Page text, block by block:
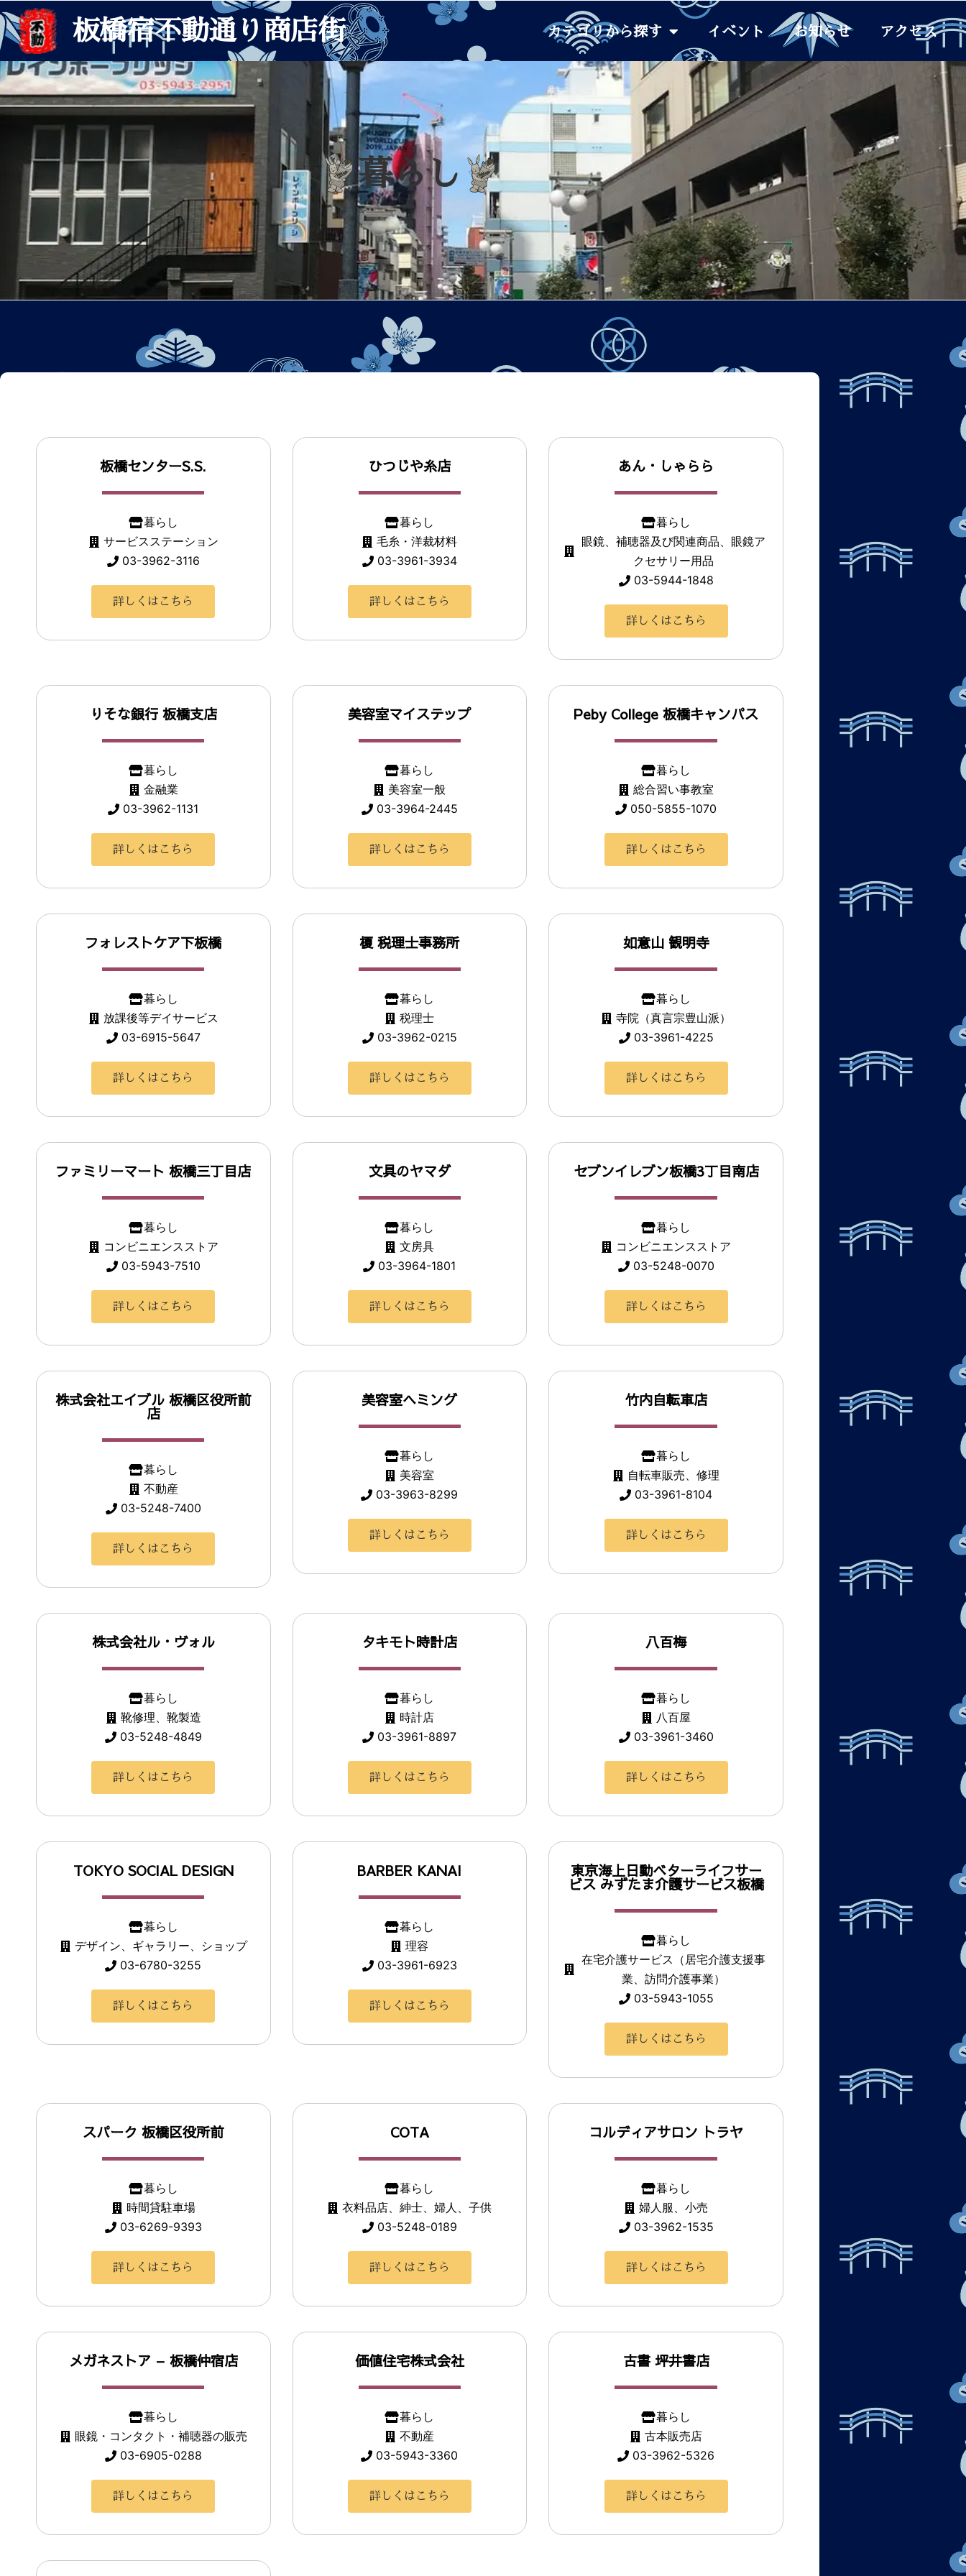
板橋宿不動通り商店街 カテゴリから探す イベント お知らせ アクセス
暮らし
板橋センターS.S.
暮らし
サービスステーション
03-3962-3116
詳しくはこちら
ひつじや糸店
暮らし
毛糸・洋裁材料
03-3961-3934
詳しくはこちら
あん・しゃらら
暮らし
眼鏡、補聴器及び関連商品、眼鏡ア
クセサリー用品
03-5944-1848
詳しくはこちら
りそな銀行 板橋支店
暮らし
金融業
03-3962-1131
詳しくはこちら
美容室マイステップ
暮らし
美容室一般
03-3964-2445
詳しくはこちら
Peby College 板橋キャンパス
暮らし
総合習い事教室
050-5855-1070
詳しくはこちら
フォレストケア下板橋
暮らし
放課後等デイサービス
03-6915-5647
詳しくはこちら
榎 税理士事務所
暮らし
税理士
03-3962-0215
詳しくはこちら
如意山 観明寺
暮らし
寺院（真言宗豊山派）
03-3961-4225
詳しくはこちら
ファミリーマート 板橋三丁目店
暮らし
コンビニエンスストア
03-5943-7510
詳しくはこちら
文具のヤマダ
暮らし
文房具
03-3964-1801
詳しくはこちら
セブンイレブン板橋3丁目南店
暮らし
コンビニエンスストア
03-5248-0070
詳しくはこちら
株式会社エイブル 板橋区役所前
店
暮らし
不動産
03-5248-7400
詳しくはこちら
美容室ヘミング
暮らし
美容室
03-3963-8299
詳しくはこちら
竹内自転車店
暮らし
自転車販売、修理
03-3961-8104
詳しくはこちら
株式会社ル・ヴォル
暮らし
靴修理、靴製造
03-5248-4849
詳しくはこちら
タキモト時計店
暮らし
時計店
03-3961-8897
詳しくはこちら
八百梅
暮らし
八百屋
03-3961-3460
詳しくはこちら
TOKYO SOCIAL DESIGN
暮らし
デザイン、ギャラリー、ショップ
03-6780-3255
詳しくはこちら
BARBER KANAI
暮らし
理容
03-3961-6923
詳しくはこちら
東京海上日動ベターライフサー
ビス みずたま介護サービス板橋
暮らし
在宅介護サービス（居宅介護支援事
業、訪問介護事業）
03-5943-1055
詳しくはこちら
スパーク 板橋区役所前
暮らし
時間貸駐車場
03-6269-9393
詳しくはこちら
COTA
暮らし
衣料品店、紳士、婦人、子供
03-5248-0189
詳しくはこちら
コルディアサロン トラヤ
暮らし
婦人服、小売
03-3962-1535
詳しくはこちら
メガネストア – 板橋仲宿店
暮らし
眼鏡・コンタクト・補聴器の販売
03-6905-0288
詳しくはこちら
価値住宅株式会社
暮らし
不動産
03-5943-3360
詳しくはこちら
古書 坪井書店
暮らし
古本販売店
03-3962-5326
詳しくはこちら